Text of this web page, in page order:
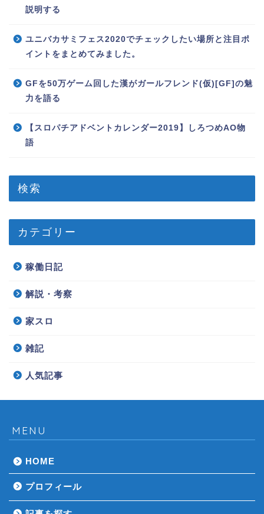
説明する
ユニバカサミフェス2020でチェックしたい場所と注目ポ
イントをまとめてみました。
GFを50万ゲーム回した漢がガールフレンド(仮)[GF]の魅
力を語る
【スロパチアドベントカレンダー2019】しろつめAO物
語
検索
カテゴリー
稼働日記
解説・考察
家スロ
雑記
人気記事
MENU
HOME
プロフィール